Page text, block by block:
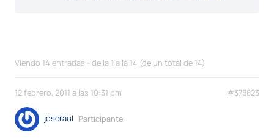
Viendo 14 entradas - de la 1 a la 14 (de un total de 14)
12 febrero, 2011 a las 10:31 pm #378823
joseraul Participante